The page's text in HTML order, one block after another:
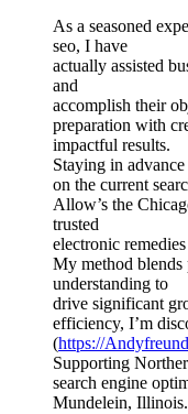
As a seasoned
seo, I have
actually assisted
and
accomplish their
preparation with
impactful results.
Staying in
on the current
Allow’s the
trusted
electronic
My method
understanding to
drive significant
efficiency, I’m
(https://
Supporting
search engine
Mundelein, Illinois.